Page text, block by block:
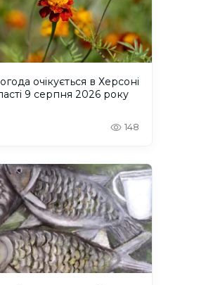
очікується в Херсоні
9 серпня 2026 року
148